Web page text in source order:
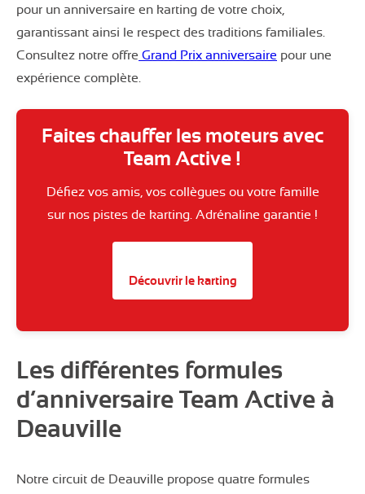
pour un anniversaire en karting de votre choix,
garantissant ainsi le respect des traditions familiales.
Consultez notre offre Grand Prix anniversaire pour une
expérience complète.
Faites chauffer les moteurs avec
Team Active !
Défiez vos amis, vos collègues ou votre famille
sur nos pistes de karting. Adrénaline garantie !
Découvrir le karting
Les différentes formules
d’anniversaire Team Active à
Deauville
Notre circuit de Deauville propose quatre formules